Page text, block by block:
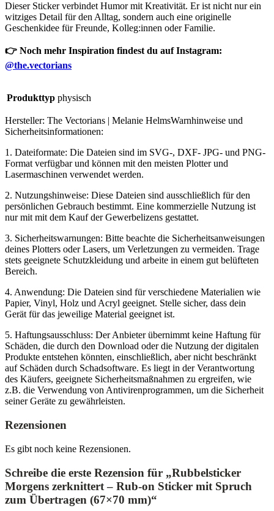
Dieser Sticker verbindet Humor mit Kreativität. Er ist nicht nur ein
witziges Detail für den Alltag, sondern auch eine originelle
Geschenkidee für Freunde, Kolleg:innen oder Familie.
👉 Noch mehr Inspiration findest du auf Instagram:
@the.vectorians
Produkttyp physisch
Hersteller: The Vectorians | Melanie HelmsWarnhinweise und
Sicherheitsinformationen:
1. Dateiformate: Die Dateien sind im SVG-, DXF- JPG- und PNG-
Format verfügbar und können mit den meisten Plotter und
Lasermaschinen verwendet werden.
2. Nutzungshinweise: Diese Dateien sind ausschließlich für den
persönlichen Gebrauch bestimmt. Eine kommerzielle Nutzung ist
nur mit mit dem Kauf der Gewerbelizens gestattet.
3. Sicherheitswarnungen: Bitte beachte die Sicherheitsanweisungen
deines Plotters oder Lasers, um Verletzungen zu vermeiden. Trage
stets geeignete Schutzkleidung und arbeite in einem gut belüfteten
Bereich.
4. Anwendung: Die Dateien sind für verschiedene Materialien wie
Papier, Vinyl, Holz und Acryl geeignet. Stelle sicher, dass dein
Gerät für das jeweilige Material geeignet ist.
5. Haftungsausschluss: Der Anbieter übernimmt keine Haftung für
Schäden, die durch den Download oder die Nutzung der digitalen
Produkte entstehen könnten, einschließlich, aber nicht beschränkt
auf Schäden durch Schadsoftware. Es liegt in der Verantwortung
des Käufers, geeignete Sicherheitsmaßnahmen zu ergreifen, wie
z.B. die Verwendung von Antivirenprogrammen, um die Sicherheit
seiner Geräte zu gewährleisten.
Rezensionen
Es gibt noch keine Rezensionen.
Schreibe die erste Rezension für „Rubbelsticker
Morgens zerknittert – Rub-on Sticker mit Spruch
zum Übertragen (67×70 mm)“